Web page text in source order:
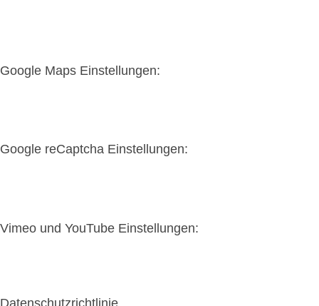
Google Maps Einstellungen:
Google reCaptcha Einstellungen:
Vimeo und YouTube Einstellungen: